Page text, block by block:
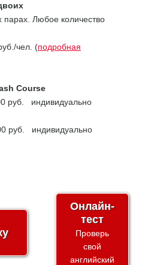
парах. Любое количество
чел. (подробная
Course
руб. индивидуально
руб. индивидуально
Онлайн-
тест
Проверь
свой
английский